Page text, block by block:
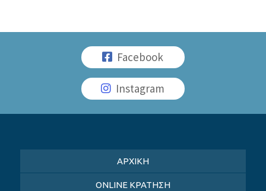
Facebook
Instagram
ΑΡΧΙΚΗ
ONLINE ΚΡΑΤΗΣΗ